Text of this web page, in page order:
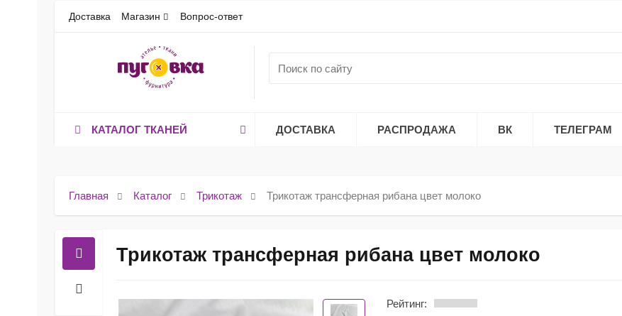
Доставка Магазин Вопрос-ответ
КАТАЛОГ ТКАНЕЙ ДОСТАВКА РАСПРОДАЖА ВК ТЕЛЕГРАМ
Главная Каталог Трикотаж Трикотаж трансферная рибана цвет молоко
Трикотаж трансферная рибана цвет молоко
Рейтинг: